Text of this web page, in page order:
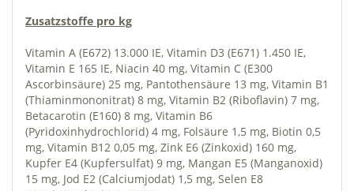
Zusatzstoffe pro kg
Vitamin A (E672) 13.000 IE, Vitamin D3 (E671) 1.450 IE,
Vitamin E 165 IE, Niacin 40 mg, Vitamin C (E300
Ascorbinsäure) 25 mg, Pantothensäure 13 mg, Vitamin B1
(Thiaminmononitrat) 8 mg, Vitamin B2 (Riboflavin) 7 mg,
Betacarotin (E160) 8 mg, Vitamin B6
(Pyridoxinhydrochlorid) 4 mg, Folsäure 1,5 mg, Biotin 0,5
mg, Vitamin B12 0,05 mg, Zink E6 (Zinkoxid) 160 mg,
Kupfer E4 (Kupfersulfat) 9 mg, Mangan E5 (Manganoxid)
15 mg, Jod E2 (Calciumjodat) 1,5 mg, Selen E8